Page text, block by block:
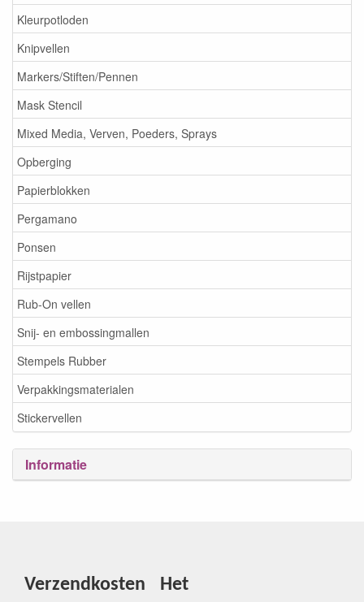
Kleurpotloden
Knipvellen
Markers/Stiften/Pennen
Mask Stencil
Mixed Media, Verven, Poeders, Sprays
Opberging
Papierblokken
Pergamano
Ponsen
Rijstpapier
Rub-On vellen
Snij- en embossingmallen
Stempels Rubber
Verpakkingsmaterialen
Stickervellen
Informatie
Verzendkosten
Het